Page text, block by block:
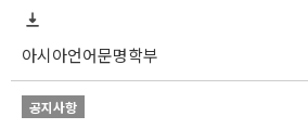
아시아언어문명학부
공지사항